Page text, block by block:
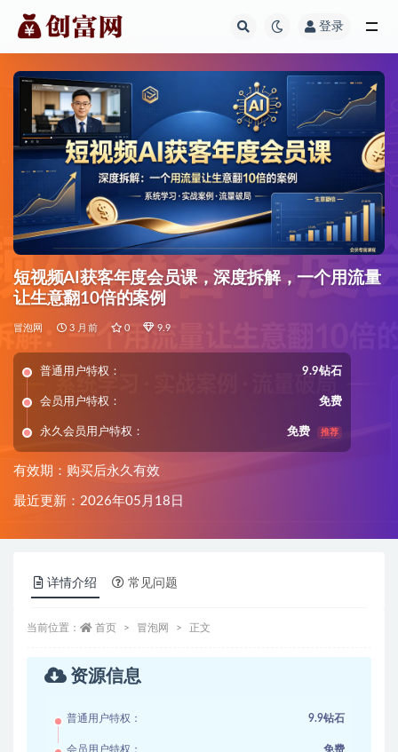
登录
短视频AI获客年度会员课，深度拆解，一个用流量
让生意翻10倍的案例
冒泡网 3 月前 0 9.9
普通用户特权： 9.9钻石
会员用户特权： 免费
永久会员用户特权： 免费 推荐
有效期：购买后永久有效
最近更新：2026年05月18日
详情介绍 常见问题
当前位置： 首页 冒泡网 正文
资源信息
普通用户特权： 9.9钻石
会员用户特权： 免费